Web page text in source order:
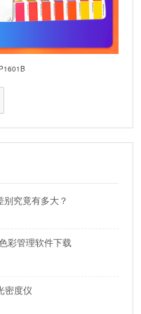
究竟有多大？
彩管理软件下载
密度仪